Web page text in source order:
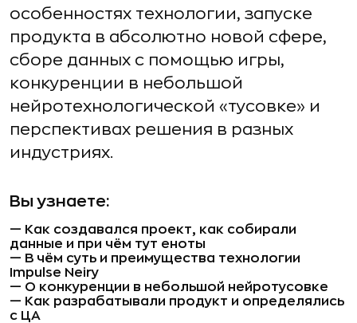
особенностях технологии, запуске
продукта в абсолютно новой сфере,
сборе данных с помощью игры,
конкуренции в небольшой
нейротехнологической «тусовке» и
перспективах решения в разных
индустриях.
Вы узнаете:
— Как создавался проект, как собирали
данные и при чём тут еноты
— В чём суть и преимущества технологии
Impulse Neiry
— О конкуренции в небольшой нейротусовке
— Как разрабатывали продукт и определялись
с ЦА